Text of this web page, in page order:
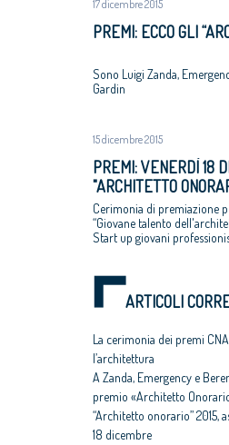
17 dicembre 2015
PREMI: ECCO GLI
Sono Luigi Zanda,
Gardin
15 dicembre 2015
PREMI: VENERDÌ 18
"ARCHITETTO
Cerimonia di premiazione
“Giovane talento
Start up giovani
ARTICOLI
La cerimonia dei premi
l’architettura
A Zanda, Emergency e
premio «Architetto
“Architetto onorario” 2015,
18 dicembre